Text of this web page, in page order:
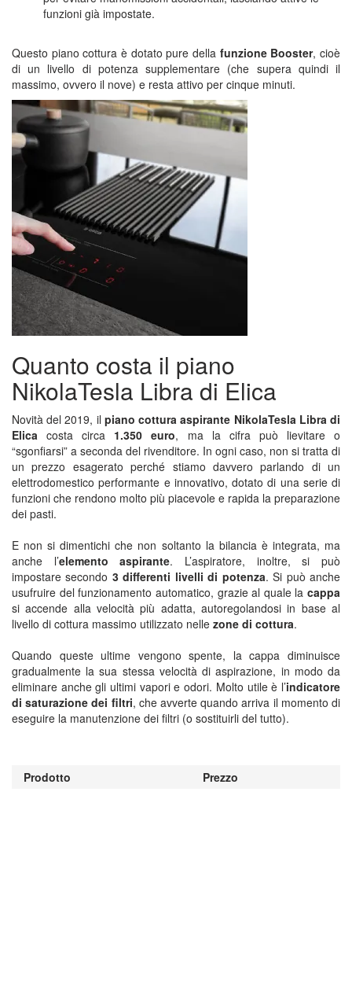
funzioni già impostate.
Questo piano cottura è dotato pure della funzione Booster, cioè
di un livello di potenza supplementare (che supera quindi il
massimo, ovvero il nove) e resta attivo per cinque minuti.
Quanto costa il piano
NikolaTesla Libra di Elica
Novità del 2019, il piano cottura aspirante NikolaTesla Libra di
Elica costa circa 1.350 euro, ma la cifra può lievitare o
“sgonfiarsi” a seconda del rivenditore. In ogni caso, non si tratta di
un prezzo esagerato perché stiamo davvero parlando di un
elettrodomestico performante e innovativo, dotato di una serie di
funzioni che rendono molto più piacevole e rapida la preparazione
dei pasti.
E non si dimentichi che non soltanto la bilancia è integrata, ma
anche l’elemento aspirante. L’aspiratore, inoltre, si può
impostare secondo 3 differenti livelli di potenza. Si può anche
usufruire del funzionamento automatico, grazie al quale la cappa
si accende alla velocità più adatta, autoregolandosi in base al
livello di cottura massimo utilizzato nelle zone di cottura.
Quando queste ultime vengono spente, la cappa diminuisce
gradualmente la sua stessa velocità di aspirazione, in modo da
eliminare anche gli ultimi vapori e odori. Molto utile è l’indicatore
di saturazione dei filtri, che avverte quando arriva il momento di
eseguire la manutenzione dei filtri (o sostituirli del tutto).
Prodotto Prezzo